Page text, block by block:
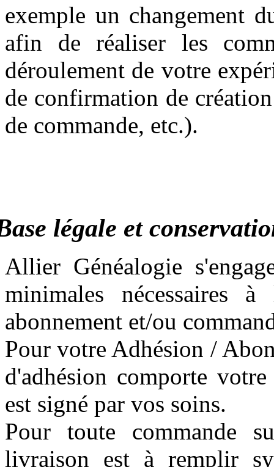
exemple un changement
afin de réaliser les
déroulement de votre
de confirmation de
de commande, etc.).
légale et
Allier Généalogie
minimales nécessaires
abonnement et/ou
Pour votre Adhésion /
d'adhésion comporte
est signé par vos soins.
Pour toute commande
livraison est à remplir